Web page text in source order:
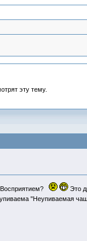
эту тему.
Это
"Неупиваемая